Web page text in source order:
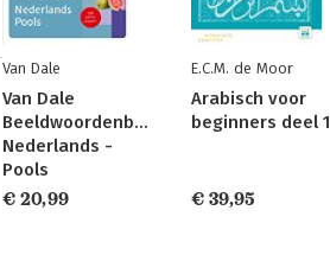
Van Dale
Van Dale
Beeldwoordenboek
Nederlands -
Pools
€ 20,99
E.C.M. de Moor
Arabisch voor
beginners deel 1
€ 39,95